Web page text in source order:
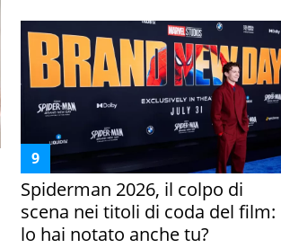
Spiderman 2026, il colpo di
scena nei titoli di coda del film:
lo hai notato anche tu?